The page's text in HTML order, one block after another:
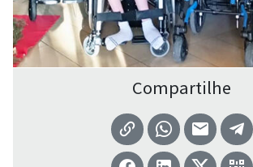
Compartilhe